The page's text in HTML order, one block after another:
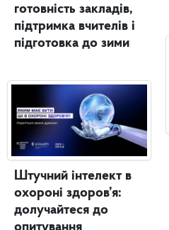
готовність закладів,
підтримка вчителів і
підготовка до зими
Штучний інтелект в
охороні здоров’я:
долучайтеся до
опитування